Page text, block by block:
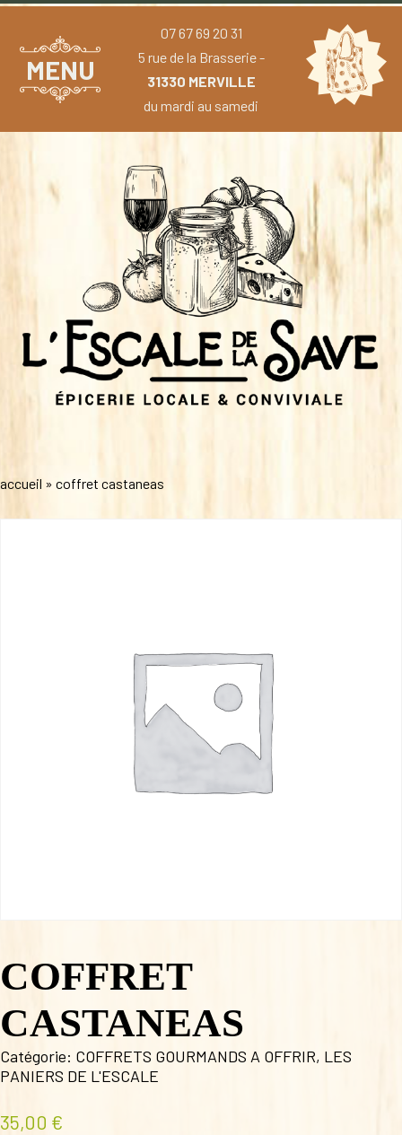
MENU
07 67 69 20 31
5 rue de la Brasserie -
31330 MERVILLE
du mardi au samedi
accueil » coffret castaneas
COFFRET
CASTANEAS
Catégorie: COFFRETS GOURMANDS A OFFRIR, LES
PANIERS DE L'ESCALE
35,00 €